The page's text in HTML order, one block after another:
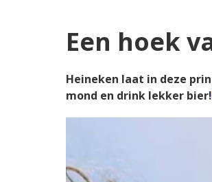
Een hoek
Heineken laat in deze
mond en drink lekker bier!